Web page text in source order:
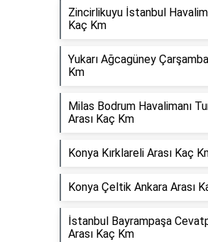
Zincirlikuyu İstanbul
Kaç Km
Yukarı Ağcagüney
Km
Milas Bodrum Havalimanı
Arası Kaç Km
Konya Kırklareli Arası Kaç
Konya Çeltik Ankara Arası
İstanbul Bayrampaşa
Arası Kaç Km